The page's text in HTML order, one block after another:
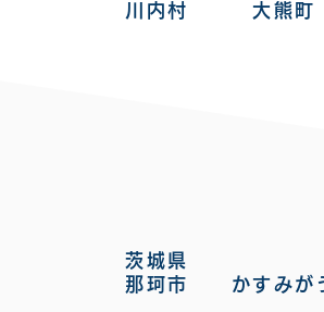
川内村 ​大熊町
茨城県
那珂市 かすみが